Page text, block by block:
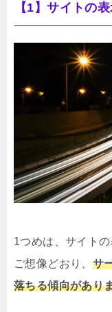
【1】サイトの
1つめは、サイトの
ご想像どおり、 サ
落ちる傾向があり